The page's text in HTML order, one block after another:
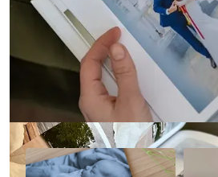
Другие стили